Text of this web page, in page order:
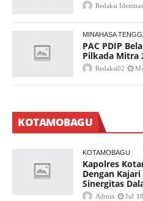
Redaksi
MINAHASA
PAC PDIP
Pilkada Mitra
Redaksi02
KOTAMOBAGU
KOTAMOBAGU
Kapolres
Dengan
Sinergitas
Admin Jul